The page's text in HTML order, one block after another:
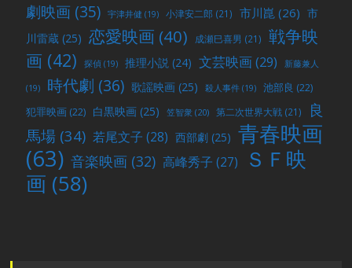
劇映画 (35) 宇津井健 (19) 小津安二郎 (21) 市川崑 (26) 市
川雷蔵 (25) 恋愛映画 (40) 成瀬巳喜男 (21)
戦争映
画 (42) 探偵 (19) 推理小説 (24) 文芸映画(29) 新藤兼人
(19) 時代劇 (36) 歌謡映画 (25) 殺人事件 (19) 池部良 (22)
犯罪映画 (22) 白黒映画 (25) 笠智衆 (20) 第二次世界大戦 (21)
良
馬場 (34) 若尾文子 (28) 西部劇 (25) 青春映画
(63) 音楽映画 (32) 高峰秀子 (27)
ＳＦ映
画 (58)